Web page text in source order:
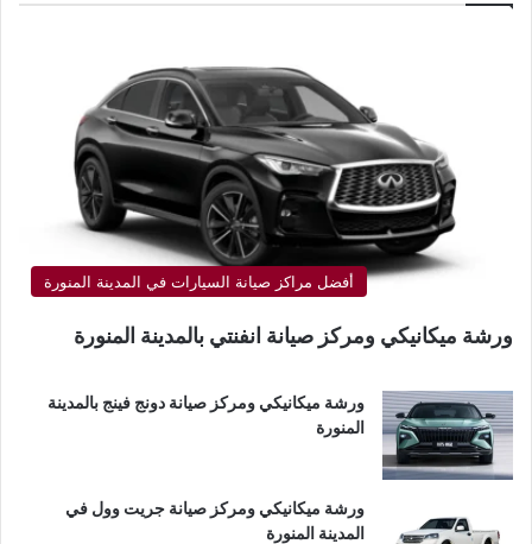
أفضل مراكز صيانة السيارات في المدينة المنورة
ورشة ميكانيكي ومركز صيانة انفنتي بالمدينة المنورة
ورشة ميكانيكي ومركز صيانة دونج فينج بالمدينة
المنورة
ورشة ميكانيكي ومركز صيانة جريت وول في
المدينة المنورة